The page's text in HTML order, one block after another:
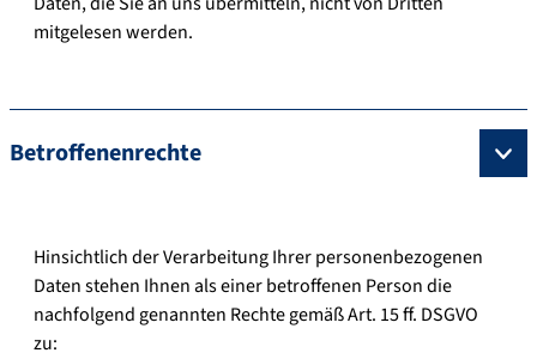
mitgelesen werden.
Betroffenenrechte
Hinsichtlich der Verarbeitung Ihrer personenbezogenen
Daten stehen Ihnen als einer betroffenen Person die
nachfolgend genannten Rechte gemäß Art. 15 ff. DSGVO
zu: